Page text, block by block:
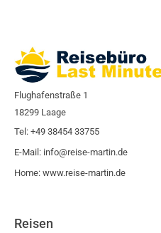
Flughafenstraße 1
18299 Laage
Tel: +49 38454 33755
E-Mail: info@reise-martin.de
Home: www.reise-martin.de
Reisen